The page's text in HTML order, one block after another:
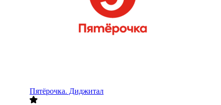
Пятёрочка. Диджитал